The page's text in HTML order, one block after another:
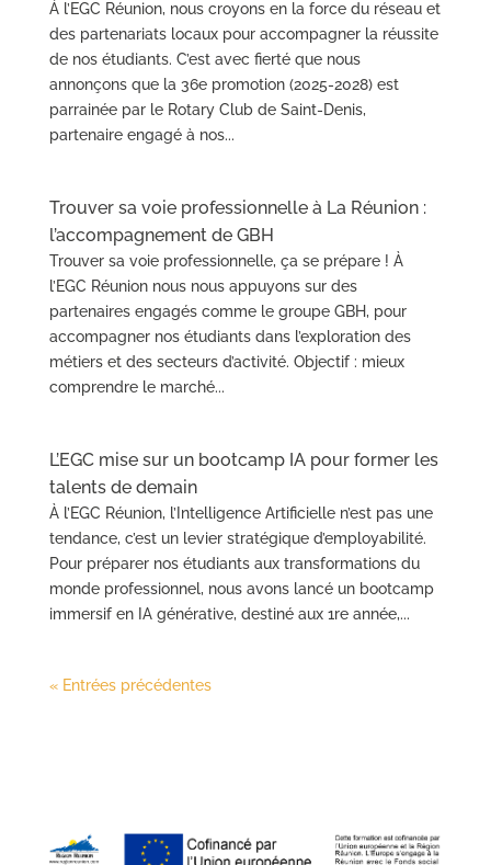
À l’EGC Réunion, nous croyons en la force du réseau et
des partenariats locaux pour accompagner la réussite
de nos étudiants. C’est avec fierté que nous
annonçons que la 36e promotion (2025-2028) est
parrainée par le Rotary Club de Saint-Denis,
partenaire engagé à nos...
Trouver sa voie professionnelle à La Réunion :
l’accompagnement de GBH
Trouver sa voie professionnelle, ça se prépare ! À
l’EGC Réunion nous nous appuyons sur des
partenaires engagés comme le groupe GBH, pour
accompagner nos étudiants dans l’exploration des
métiers et des secteurs d’activité. Objectif : mieux
comprendre le marché...
L’EGC mise sur un bootcamp IA pour former les
talents de demain
À l’EGC Réunion, l’Intelligence Artificielle n’est pas une
tendance, c’est un levier stratégique d’employabilité.
Pour préparer nos étudiants aux transformations du
monde professionnel, nous avons lancé un bootcamp
immersif en IA générative, destiné aux 1re année,...
« Entrées précédentes